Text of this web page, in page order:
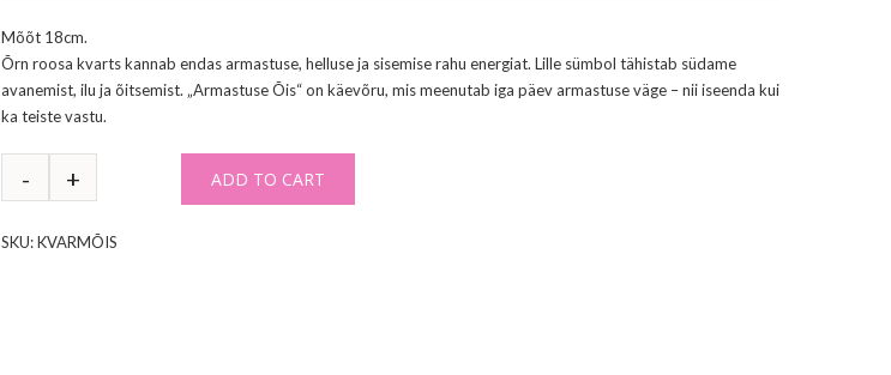
Mõõt 18cm.
Õrn roosa kvarts kannab endas armastuse, helluse ja sisemise rahu energiat. Lille sümbol tähistab südame
avanemist, ilu ja õitsemist. „Armastuse Õis“ on käevõru, mis meenutab iga päev armastuse väge – nii iseenda kui
ka teiste vastu.
ADD TO CART
SKU:KVARMÕIS